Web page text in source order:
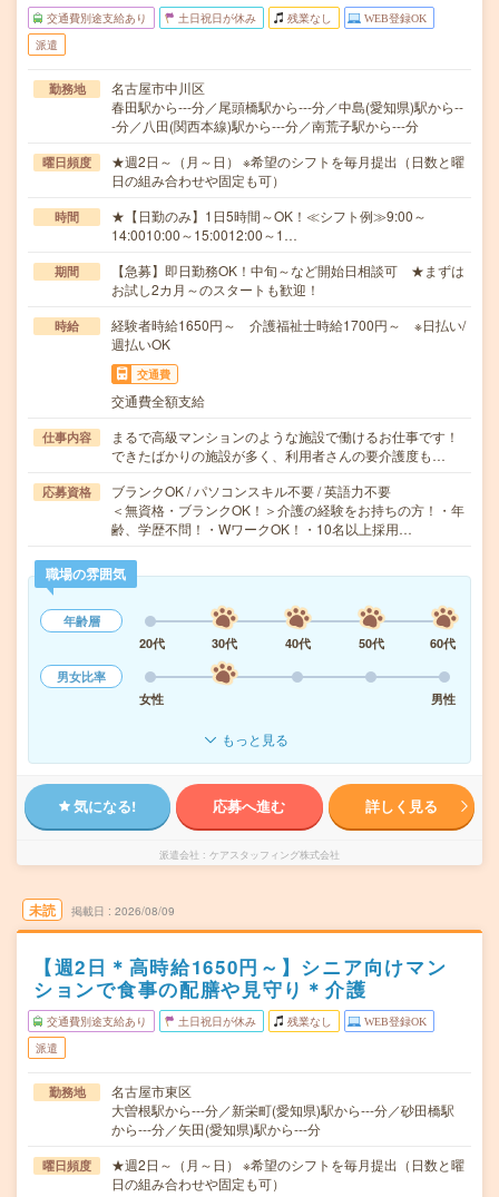
交通費別途支給あり 土日祝日が休み 残業なし WEB登録OK
派遣
勤務地
名古屋市中川区
春田駅から---分／尾頭橋駅から---分／中島(愛知県)駅から--
-分／八田(関西本線)駅から---分／南荒子駅から---分
曜日頻度
★週2日～（月～日） ※希望のシフトを毎月提出（日数と曜
日の組み合わせや固定も可）
時間
★【日勤のみ】1日5時間～OK！≪シフト例≫9:00～
14:0010:00～15:0012:00～1…
期間
【急募】即日勤務OK！中旬～など開始日相談可 ★まずは
お試し2カ月～のスタートも歓迎！
時給
経験者時給1650円～ 介護福祉士時給1700円～ ※日払い/
週払いOK
交通費
交通費全額支給
仕事内容
まるで高級マンションのような施設で働けるお仕事です！
できたばかりの施設が多く、利用者さんの要介護度も…
応募資格
ブランクOK / パソコンスキル不要 / 英語力不要
＜無資格・ブランクOK！＞介護の経験をお持ちの方！・年
齢、学歴不問！・WワークOK！・10名以上採用…
職場の雰囲気
年齢層
20代
30代 40代 50代
60代
男女比率
女性
男性
もっと見る
気になる! 応募へ進む 詳しく見る
派遣会社 ケアスタッフィング株式会社
未読 掲載日 2026/08/09
【週2日＊高時給1650円～】シニア向けマン
ションで食事の配膳や見守り＊介護
交通費別途支給あり 土日祝日が休み 残業なし WEB登録OK
派遣
勤務地
名古屋市東区
大曽根駅から---分／新栄町(愛知県)駅から---分／砂田橋駅
から---分／矢田(愛知県)駅から---分
曜日頻度
★週2日～（月～日） ※希望のシフトを毎月提出（日数と曜
日の組み合わせや固定も可）